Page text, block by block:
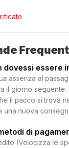
dovessi essere
assenza al
il giorno
il pacco si trova
una nuova
di
(Velocizza le